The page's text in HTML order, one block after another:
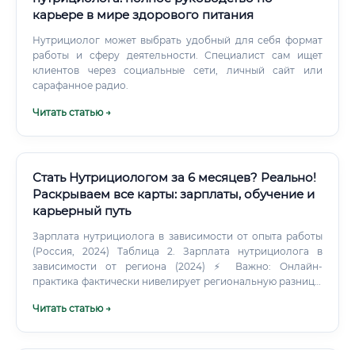
карьере в мире здорового питания
Нутрициолог может выбрать удобный для себя формат
работы и сферу деятельности. Специалист сам ищет
клиентов через социальные сети, личный сайт или
сарафанное радио.
Читать статью →
Стать Нутрициологом за 6 месяцев? Реально!
Раскрываем все карты: зарплаты, обучение и
карьерный путь
Зарплата нутрициолога в зависимости от опыта работы
(Россия, 2024) Таблица 2. Зарплата нутрициолога в
зависимости от региона (2024) ⚡ Важно: Онлайн-
практика фактически нивелирует региональную разницу.
интернете, может зарабатывать столько же или больше,
Читать статью →